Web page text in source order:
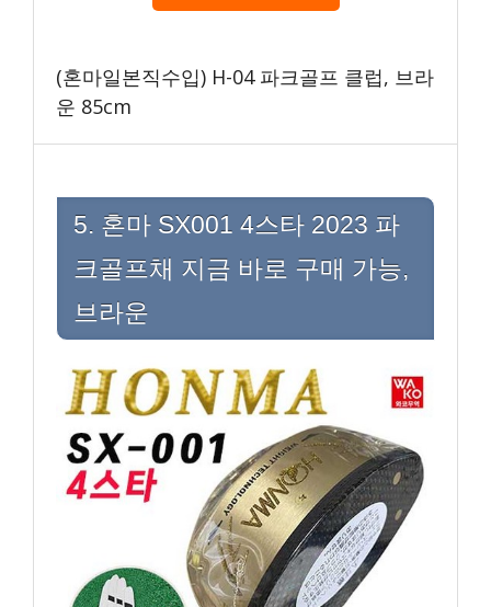
(혼마일본직수입) H-04 파크골프 클럽, 브라
운 85cm
5. 혼마 SX001 4스타 2023 파
크골프채 지금 바로 구매 가능,
브라운